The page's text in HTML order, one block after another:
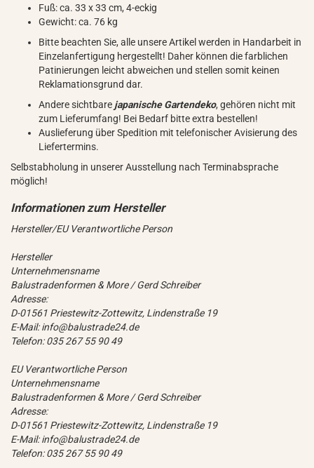
Fuß: ca. 33 x 33 cm, 4-eckig
Gewicht: ca. 76 kg
Bitte beachten Sie, alle unsere Artikel werden in Handarbeit in
Einzelanfertigung hergestellt! Daher können die farblichen
Patinierungen leicht abweichen und stellen somit keinen
Reklamationsgrund dar.
Andere sichtbare japanische Gartendeko, gehören nicht mit
zum Lieferumfang! Bei Bedarf bitte extra bestellen!
Auslieferung über Spedition mit telefonischer Avisierung des
Liefertermins.
Selbstabholung in unserer Ausstellung nach Terminabsprache
möglich!
Hersteller/EU Verantwortliche Person
Hersteller
Unternehmensname
Balustradenformen & More / Gerd Schreiber
Adresse:
D-01561 Priestewitz-Zottewitz, Lindenstraße 19
E-Mail: info@balustrade24.de
Telefon: 035 267 55 90 49
EU Verantwortliche Person
Unternehmensname
Balustradenformen & More / Gerd Schreiber
Adresse:
D-01561 Priestewitz-Zottewitz, Lindenstraße 19
E-Mail: info@balustrade24.de
Telefon: 035 267 55 90 49